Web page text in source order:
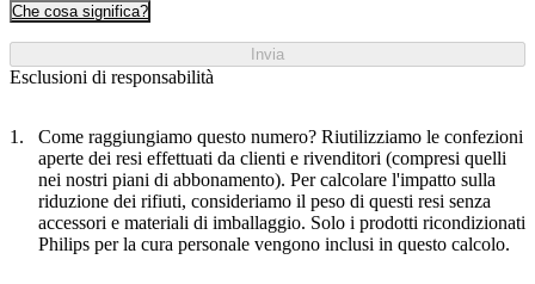
Che cosa significa?
Invia
Esclusioni di responsabilità
Come raggiungiamo questo numero? Riutilizziamo le confezioni
aperte dei resi effettuati da clienti e rivenditori (compresi quelli
nei nostri piani di abbonamento). Per calcolare l'impatto sulla
riduzione dei rifiuti, consideriamo il peso di questi resi senza
accessori e materiali di imballaggio. Solo i prodotti ricondizionati
Philips per la cura personale vengono inclusi in questo calcolo.